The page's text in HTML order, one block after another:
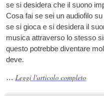
se si desidera che il suono
Cosa fai se sei un audiofilo
se si gioca e si desidera il
musica attraverso lo stesso
questo potrebbe diventare
deve.
…Leggi l'articolo completo